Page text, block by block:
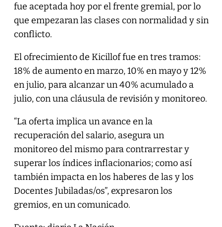
fue aceptada hoy por el frente gremial, por lo
que empezaran las clases con normalidad y sin
conflicto.
El ofrecimiento de Kicillof fue en tres tramos:
18% de aumento en marzo, 10% en mayo y 12%
en julio, para alcanzar un 40% acumulado a
julio, con una cláusula de revisión y monitoreo.
“La oferta implica un avance en la
recuperación del salario, asegura un
monitoreo del mismo para contrarrestar y
superar los índices inflacionarios; como así
también impacta en los haberes de las y los
Docentes Jubiladas/os”, expresaron los
gremios, en un comunicado.